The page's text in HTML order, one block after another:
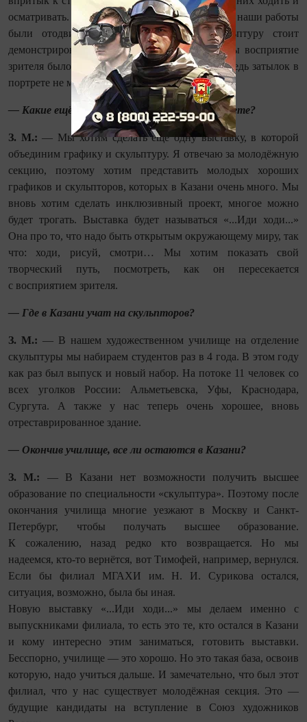
осматривать. На выставке в галерее «Окно» все наши работы
были отодвинуты от стен. Крупную скульптуру стоит
демонстрировать именно таким образом, чтобы восприятие
зрителя было не фронтальным, а «круг­лым». Ведь затылок в
портрете не менее интересен.
— Какие ещё выставки в будущем вы планируете?
З. М.: — Мы хотим сделать ещё одну выставку, в которой
объединим графику и скульптуру. Я отвечаю за молодёжную
секцию, поэтому хотим представить молодых хороших
графиков и скульпторов, которых в Казани очень много. Мы
вновь хотим сделать инклюзивный проект, многое можно
будет трогать. Выставка будет называться «...Иди ходи...»
Она про то, что надо быть открытым окружающему миру, так
что: ходи, рисуй, смотри… Мы хотим показать свой
творческий путь, посмотреть, как он пересекается
с восприятием зрителя.
— Где в Казани учат на скульп­торов?
З. М.: — В нашем художественном училище на отделение
скульп­туры мы набираем студентов раз в 4 года. В этом году
как раз был выпуск и новый набор. На потоке 11 человек со
всех уголков России: Альметьевска, Уфы, Краснодара,
Сургута. А также у нас теперь очень хорошее, вновь
отреставрированное здание.
— Окончив училище, все ли остаются в Казани?
З. М.: — В Казани нет возможности получить высшее
образование по специальности «скульп­тура». Поэтому после
окончания училища многие уезжают в Москву и Санкт-
Петербург, чтобы получать высшее образование.
К сожалению, назад редко кто возвращается. Но мы
надеемся, кто-то вернётся, вот Тимофей, например, вернулся.
Если бы филиал МГАХИ им. Н. И. Сурикова остался,
ситуация, возможно, была бы иная.
Новую выставку «...Иди ходи...» мы делаем именно с
выпускниками филиала, то есть это те, кто остался в Казани
и кому интересно этим заниматься, готовить выставки.
Бесспорно, училище — это хорошо. Но это такая база, освоив
которую, надо учиться дальше. И замечательно, что был этот
филиал, что у нас существует молодёжная секция. Это —
будущие кандидаты на вступ­ление в Союз художников